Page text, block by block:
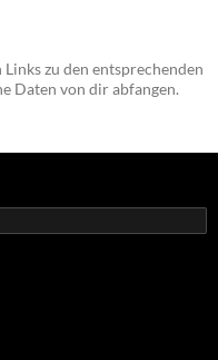
zu den entsprechenden
Daten von dir abfangen.